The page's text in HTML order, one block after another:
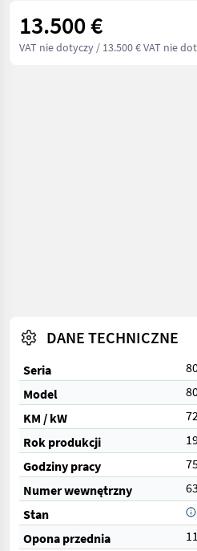
13.500 €
VAT nie dotyczy / 13.500 € VAT nie
DANE TECHNICZNE
Seria
Model
KM / kW
Rok produkcji
Godziny pracy
Numer wewnętrzny
Stan
Opona przednia